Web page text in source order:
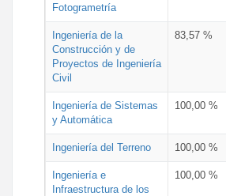
Fotogrametría
Ingeniería de la
Construcción y de
Proyectos de Ingeniería
Civil
83,57 %
Ingeniería de Sistemas
y Automática
100,00 %
Ingeniería del Terreno 100,00 %
Ingeniería e
Infraestructura de los
100,00 %